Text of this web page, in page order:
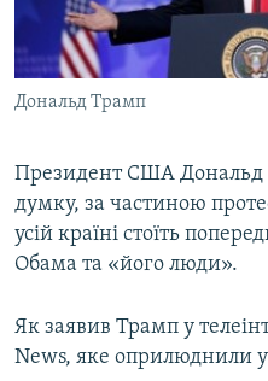
ВІДЕОУРОКИ «ELIFBE»
СВІДЧЕННЯ ОКУПАЦІЇ
УКРАЇНСЬКА ПРОБЛЕМА КРИМУ
Русский
Qırımtatar
Усі сайти RFE/RL
Дональд Трамп
Президент США Дональд
думку, за частиною
усій країні стоїть
Обама та «його люди».
Як заявив Трамп у
News, яке оприлюднили у